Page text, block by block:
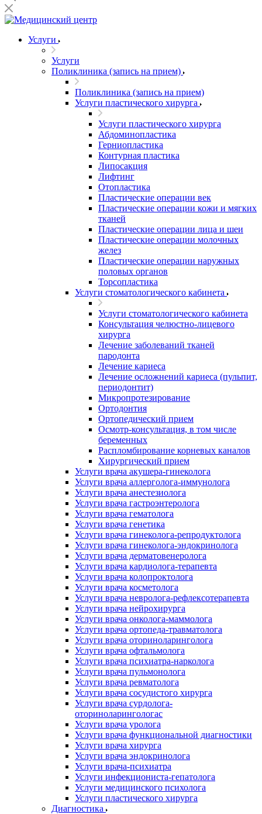
Услуги
Услуги
Поликлиника (запись на прием)
Поликлиника (запись на прием)
Услуги пластического хирурга
Услуги пластического хирурга
Абдоминопластика
Герниопластика
Контурная пластика
Липосакция
Лифтинг
Отопластика
Пластические операции век
Пластические операции кожи и мягких
тканей
Пластические операции лица и шеи
Пластические операции молочных
желез
Пластические операции наружных
половых органов
Торсопластика
Услуги стоматологического кабинета
Услуги стоматологического кабинета
Консультация челюстно-лицевого
хирурга
Лечение заболеваний тканей
пародонта
Лечение кариеса
Лечение осложнений кариеса (пульпит,
периодонтит)
Микропротезирование
Ортодонтия
Ортопедический прием
Осмотр-консультация, в том числе
беременных
Распломбирование корневых каналов
Хирургический прием
Услуги врача акушера-гинеколога
Услуги врача аллерголога-иммунолога
Услуги врача анестезиолога
Услуги врача гастроэнтеролога
Услуги врача гематолога
Услуги врача генетика
Услуги врача гинеколога-репродуктолога
Услуги врача гинеколога-эндокринолога
Услуги врача дерматовенеролога
Услуги врача кардиолога-терапевта
Услуги врача колопроктолога
Услуги врача косметолога
Услуги врача невролога-рефлексотерапевта
Услуги врача нейрохирурга
Услуги врача онколога-маммолога
Услуги врача ортопеда-травматолога
Услуги врача оториноларинголога
Услуги врача офтальмолога
Услуги врача психиатра-нарколога
Услуги врача пульмонолога
Услуги врача ревматолога
Услуги врача сосудистого хирурга
Услуги врача сурдолога-
оториноларингологас
Услуги врача уролога
Услуги врача функциональной диагностики
Услуги врача хирурга
Услуги врача эндокринолога
Услуги врача-психиатра
Услуги инфекциониста-гепатолога
Услуги медицинского психолога
Услуги пластического хирурга
Диагностика